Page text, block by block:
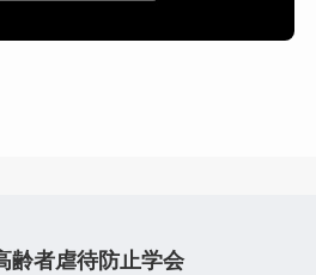
齢者虐待防止学会